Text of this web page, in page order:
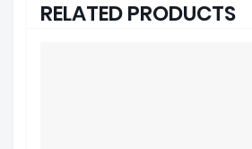
RELATED PRODUCTS